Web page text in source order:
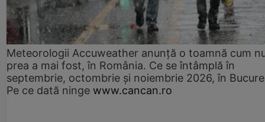
Meteorologii Accuweather anunță o toamnă cum
prea a mai fost, în România. Ce se întâmplă în
septembrie, octombrie și noiembrie 2026, în
Pe ce dată ninge www.cancan.ro